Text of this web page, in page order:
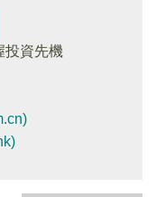
投資先機